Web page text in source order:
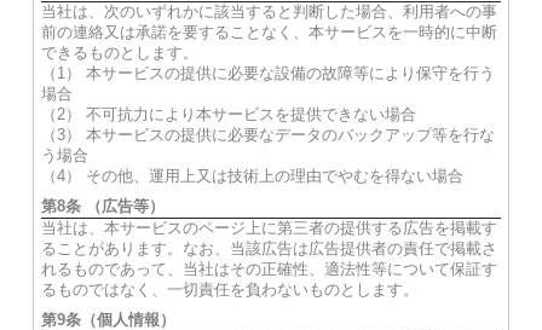
当社は、次のいずれかに該当すると判断した場合、利用者への事
前の連絡又は承諾を要することなく、本サービスを一時的に中断
できるものとします。
（1） 本サービスの提供に必要な設備の故障等により保守を行う
場合
（2） 不可抗力により本サービスを提供できない場合
（3） 本サービスの提供に必要なデータのバックアップ等を行な
う場合
（4） その他、運用上又は技術上の理由でやむを得ない場合
第8条 （広告等）
当社は、本サービスのページ上に第三者の提供する広告を掲載す
ることがあります。なお、当該広告は広告提供者の責任で掲載さ
れるものであって、当社はその正確性、適法性等について保証す
るものではなく、一切責任を負わないものとします。
第9条（個人情報）